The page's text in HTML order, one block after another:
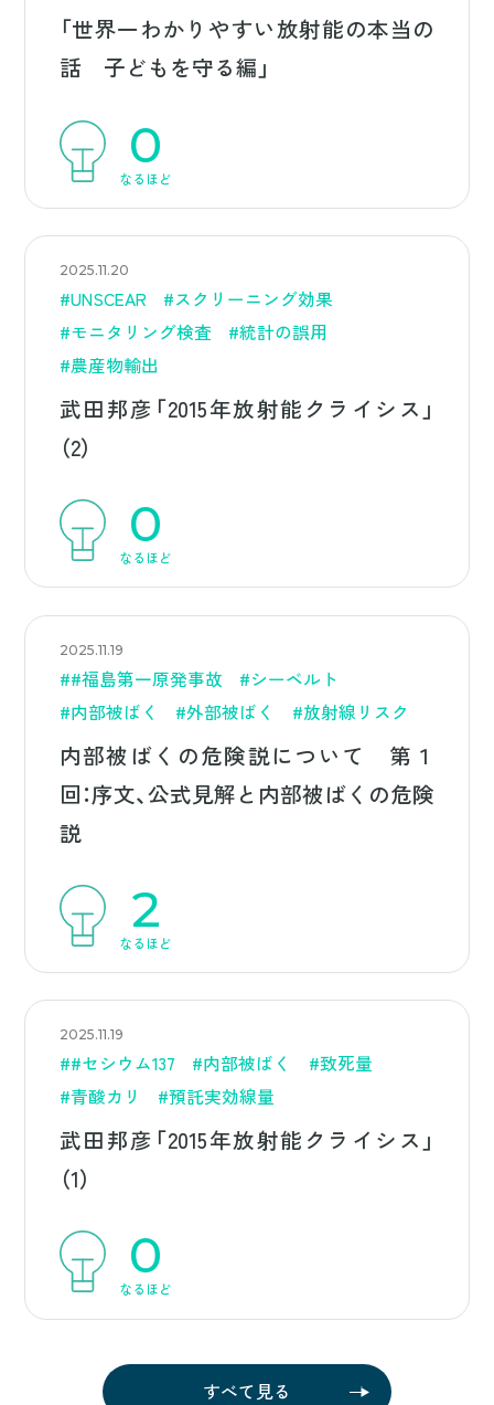
「世界一わかりやすい放射能の本当の
話 子どもを守る編」
0
なるほど
2025.11.20
#UNSCEAR
#スクリーニング効果
#モニタリング検査
#統計の誤用
#農産物輸出
武田邦彦「2015年放射能クライシス」
（2）
0
なるほど
2025.11.19
##福島第一原発事故
#シーベルト
#内部被ばく
#外部被ばく #放射線リスク
内部被ばくの危険説について 第１
回：序文、公式見解と内部被ばくの危険
説
2
なるほど
2025.11.19
##セシウム137 #内部被ばく
#致死量
#青酸カリ
#預託実効線量
武田邦彦「2015年放射能クライシス」
（1）
0
なるほど
すべて見る